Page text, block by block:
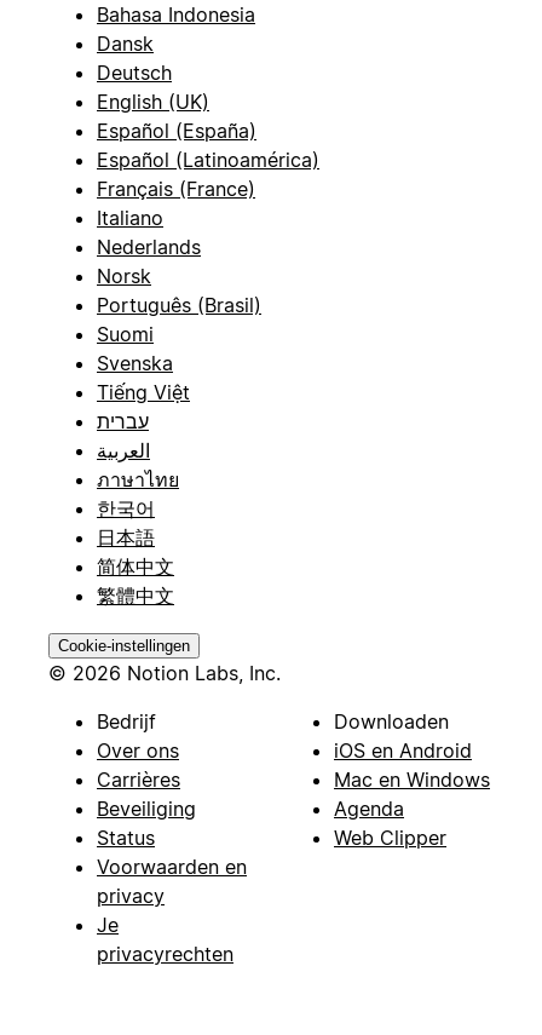
Bahasa Indonesia
Dansk
Deutsch
English (UK)
Español (España)
Español (Latinoamérica)
Français (France)
Italiano
Nederlands
Norsk
Português (Brasil)
Suomi
Svenska
Tiếng Việt
עברית
العربية
ภาษาไทย
한국어
日本語
简体中文
繁體中文
Cookie-instellingen
© 2026 Notion Labs, Inc.
Bedrijf
Over ons
Carrières
Beveiliging
Status
Voorwaarden en
privacy
Je
privacyrechten
Downloaden
iOS en Android
Mac en Windows
Agenda
Web Clipper